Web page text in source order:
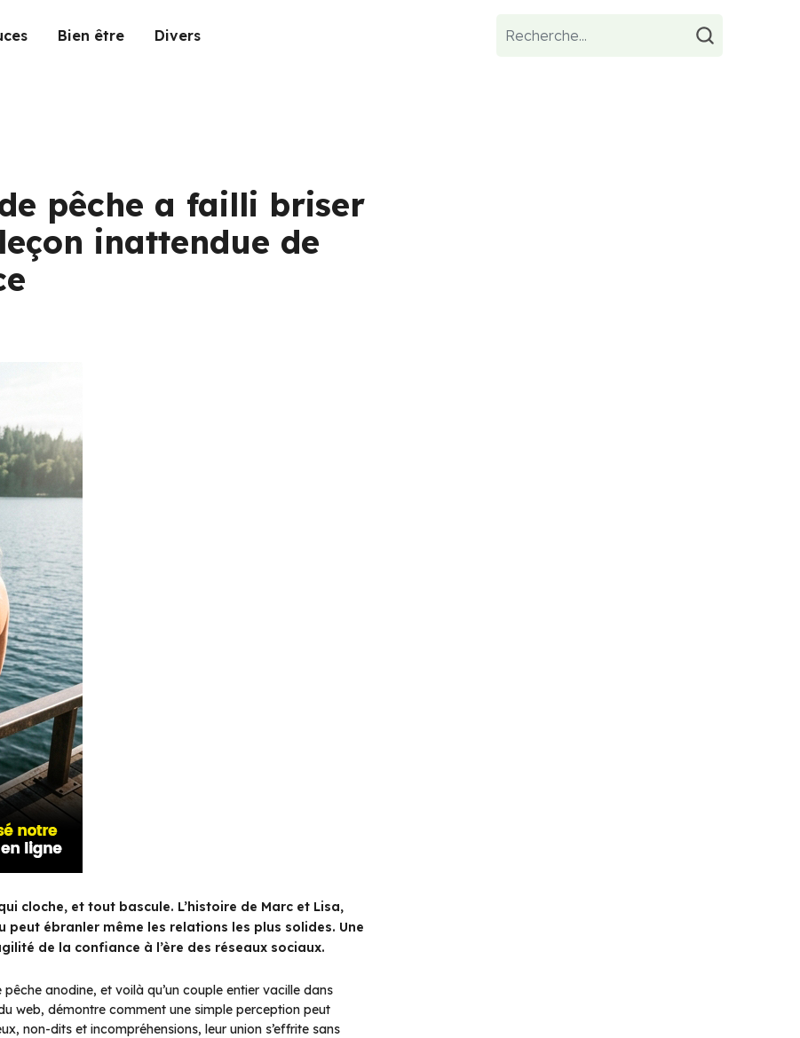
Bien être Divers
pêche a failli briser
inattendue de
cloche, et tout bascule. L’histoire de Marc et Lisa,
ébranler même les relations les plus solides. Une
de la confiance à l’ère des réseaux sociaux.
anodine, et voilà qu’un couple entier vacille dans
web, démontre comment une simple perception peut
non-dits et incompréhensions, leur union s’effrite sans